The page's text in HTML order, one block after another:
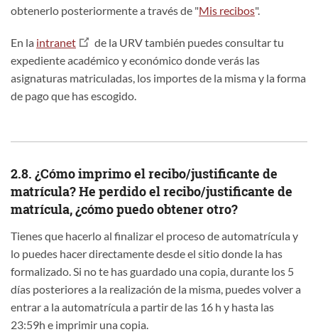
obtenerlo posteriormente a través de "Mis recibos".
En la intranet
de la URV también puedes consultar tu
expediente académico y económico donde verás las
asignaturas matriculadas, los importes de la misma y la forma
de pago que has escogido.
2.8. ¿Cómo imprimo el recibo/justificante de
matrícula? He perdido el recibo/justificante de
matrícula, ¿cómo puedo obtener otro?
Tienes que hacerlo al finalizar el proceso de automatrícula y
lo puedes hacer directamente desde el sitio donde la has
formalizado. Si no te has guardado una copia, durante los 5
días posteriores a la realización de la misma, puedes volver a
entrar a la automatrícula a partir de las 16 h y hasta las
23:59h e imprimir una copia.